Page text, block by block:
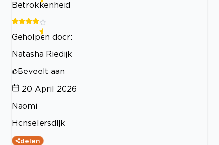
Betrokkenheid
Geholpen door:
Natasha Riedijk
Beveelt aan
20 April 2026
Naomi
Honselersdijk
delen